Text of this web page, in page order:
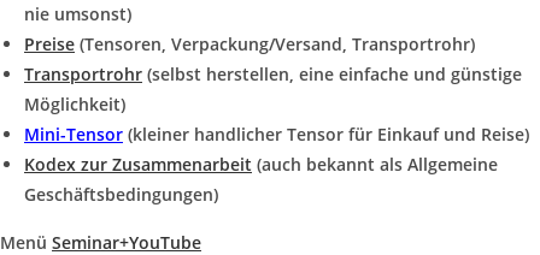
nie umsonst)
Preise (Tensoren, Verpackung/Versand, Transportrohr)
Transportrohr (selbst herstellen, eine einfache und günstige
Möglichkeit)
Mini-Tensor (kleiner handlicher Tensor für Einkauf und Reise)
Kodex zur Zusammenarbeit (auch bekannt als Allgemeine
Geschäftsbedingungen)
Menü Seminar+YouTube